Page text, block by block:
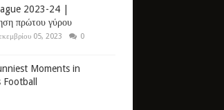
2023-24 |
πρώτου γύρου
05, 2023 0
Moments in